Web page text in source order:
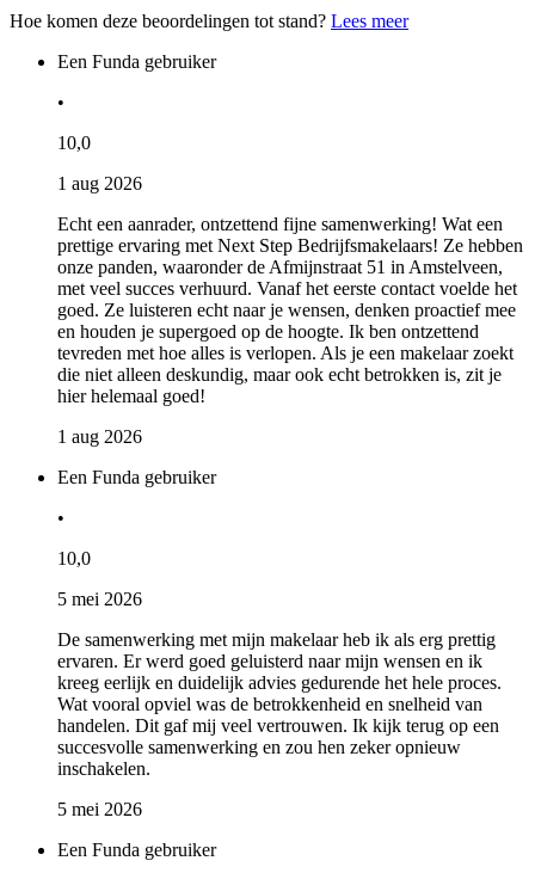
Hoe komen deze beoordelingen tot stand? Lees meer
Een Funda gebruiker
•
10,0
1 aug 2026
Echt een aanrader, ontzettend fijne samenwerking! Wat een
prettige ervaring met Next Step Bedrijfsmakelaars! Ze hebben
onze panden, waaronder de Afmijnstraat 51 in Amstelveen,
met veel succes verhuurd. Vanaf het eerste contact voelde het
goed. Ze luisteren echt naar je wensen, denken proactief mee
en houden je supergoed op de hoogte. Ik ben ontzettend
tevreden met hoe alles is verlopen. Als je een makelaar zoekt
die niet alleen deskundig, maar ook echt betrokken is, zit je
hier helemaal goed!
1 aug 2026
Een Funda gebruiker
•
10,0
5 mei 2026
De samenwerking met mijn makelaar heb ik als erg prettig
ervaren. Er werd goed geluisterd naar mijn wensen en ik
kreeg eerlijk en duidelijk advies gedurende het hele proces.
Wat vooral opviel was de betrokkenheid en snelheid van
handelen. Dit gaf mij veel vertrouwen. Ik kijk terug op een
succesvolle samenwerking en zou hen zeker opnieuw
inschakelen.
5 mei 2026
Een Funda gebruiker